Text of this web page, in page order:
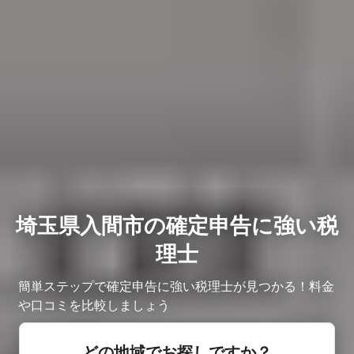
埼玉県入間市の確定申告に強い税
理士
簡単ステップで確定申告に強い税理士が見つかる！料金
や口コミを比較しましょう